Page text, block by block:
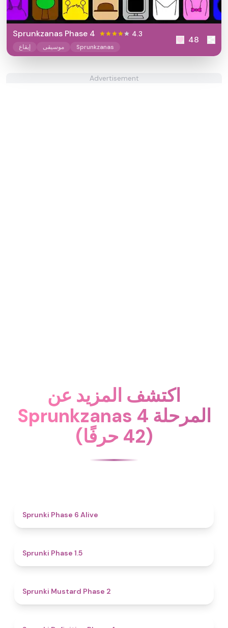
Sprunkzanas Phase 4 4.3
إيقاع موسيقى Sprunkzanas
48
Advertisement
اكتشف المزيد عن
Sprunkzanas المرحلة 4
(42 حرفًا)
Sprunki Phase 6 Alive
Sprunki Phase 1.5
Sprunki Mustard Phase 2